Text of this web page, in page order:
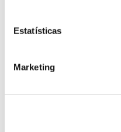
Estatísticas
Marketing
Registar galhas de